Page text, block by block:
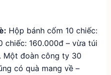
Hộp bánh cốm 10 chiếc:
chiếc: 160.000đ – vừa túi
Một đoàn công ty 30
có quà mang về –